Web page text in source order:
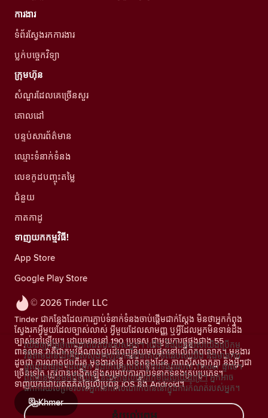
© 2026 Tinder LLC
Tinder ជាកន្លែងដែលការភ្ជាប់ទំនាក់ទំនងចាប់ផ្តើមជាក់ស្តែង មិនថាអ្នកកំពុង
ស្វែងរកអ្វីមួយដែលច្បាស់លាស់ អ្វីមួយដែលសាមញ្ញ ឬអ្វីដែលអ្នកមិនទាន់ដឹង
ច្បាស់នៅឡើយ។ ដោយមាននៅ 190 ប្រទេស ជាមួយការផ្គូផ្គងជាង 55
ពាន់លាន វាគឺជាកម្មវិធីណាត់ជួបដ៏ពេញនិយមបំផុតនៅលើពិភពលោក។ មុខងារ
ដូចជា ការណាត់ជួបពីរគូ មុខងារតន្រ្តី លិខិតឆ្លងដែន ភាពស៊ីសង្វាក់គ្នា និងអ្វីៗជា
ច្រើនទៀត ត្រូវបានបង្កើតឡើងសម្រាប់ការភ្ជាប់ទំនាក់ទំនងគ្រប់ប្រភេទ។
ទាញយកដោយឥតគិតថ្លៃលើប្រព័ន្ធ iOS និង Android។
Khmer
ការងារ
ទំព័រស្វែងរកការងារ
ប្លក់បច្ចេកវិទ្យា
ក្រុមហ៊ុន
សំណួរដែលគេច្រើនសួរ
គោលដៅ
បន្ទប់សារព័ត៌មាន
ឈ្មោះទំនាក់ទំនង
លេខកូដបញ្ចុះតម្លៃ
ជំនួយ
កាតកាដូ
ទាញយកកម្មវិធី!
App Store
Google Play Store
យើងឲ្យតម្លៃចំពោះភាពឯកជនរបស់អ្នក។ យើង និងដៃគូរបស់យើងប្រើកម្ម
វិធីតាមដានដើម្បីវាស់ស្ទង់ទស្សនិកជននៃគេហទំព័ររបស់យើង និងមានការ
ផ្តល់ជូនផ្សេងៗដល់អ្នក និងកែលម្អប្រតិបត្តិការទីផ្សាររបស់ Tinder ផ្ទាល់។
ព័ត៌មានបន្ថែមអំពីខូឃីស៍ និងអ្នកផ្តល់សេវាកម្មដែលយើងប្រើ។ អ្នកអាច
ដកការយល់ព្រមរបស់អ្នកនៅពេលណាក៏បាននៅក្នុងការកំណត់របស់អ្នក។